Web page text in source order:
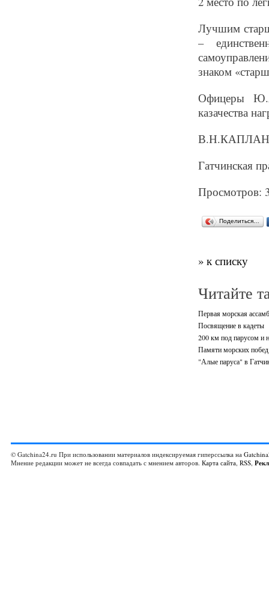
Лучшим
–
знаком
Офицеры
казачества
В.Н.КАПЛАН
Гатчинская
Просмотров:
Поделиться…
» к списку
Читайте
Первая морская
Посвящение в кадеты
200 км под парусом и
Памяти морских побед
"Алые паруса" в
© Gatchina24.ru При использовании материалов индексируемая гиперссылка на
Мнение редакции может не всегда совпадать с мнением авторов. Карта сайта, RSS,